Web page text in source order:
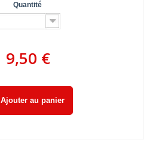
Quantité
9,50 €
Ajouter au panier